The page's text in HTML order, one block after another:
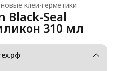
клеи-герметики
Black-Seal
310 мл